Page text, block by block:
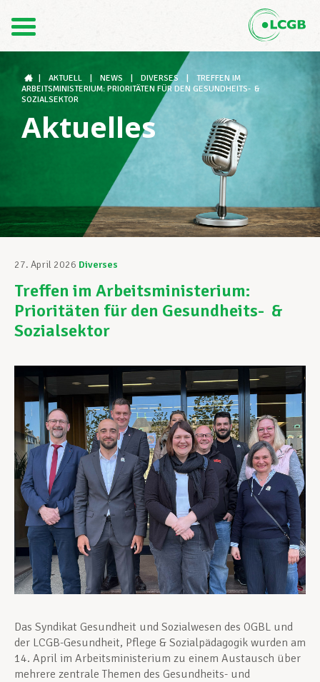
FR
Der LCGB
Gewerkschaftsstrukturen
Unterstützung im Arbeitsalltag
Ihre Rechte
Berufliche Weiterentwicklung
Mitglied werden
Aktuell
AKTUELL NEWS DIVERSES
TREFFEN IM
ARBEITSMINISTERIUM: PRIORITÄTEN FÜR DEN GESUNDHEITS- &
SOZIALSEKTOR
Aktuelles
27. April 2026 Diverses
Treffen im Arbeitsministerium:
Prioritäten für den Gesundheits- &
Sozialsektor
Das Syndikat Gesundheit und Sozialwesen des OGBL und
der LCGB-Gesundheit, Pflege & Sozialpädagogik wurden am
14. April im Arbeitsministerium zu einem Austausch über
mehrere zentrale Themen des Gesundheits- und